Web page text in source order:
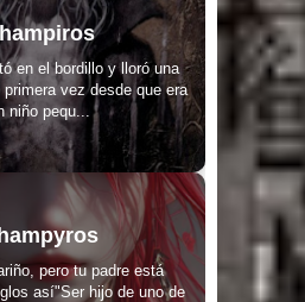
en el bordillo y lloró una
vez desde que era
niño pequ...
pero tu padre está
así"Ser hijo de uno de